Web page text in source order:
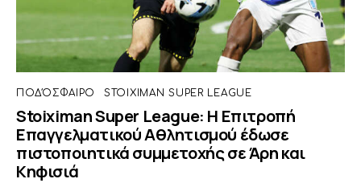
ΠΟΔΌΣΦΑΙΡΟ STOIXIMAN SUPER LEAGUE
Stoiximan Super League: Η Επιτροπή
Επαγγελματικού Αθλητισμού έδωσε
πιστοποιητικά συμμετοχής σε Άρη και
Κηφισιά